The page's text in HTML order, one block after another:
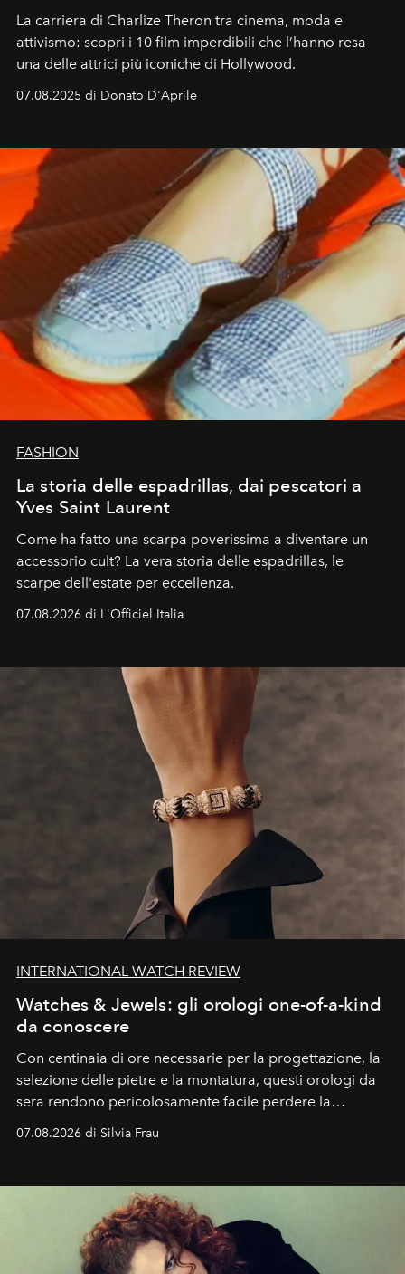
La carriera di Charlize Theron tra cinema, moda e
attivismo: scopri i 10 film imperdibili che l’hanno resa
una delle attrici più iconiche di Hollywood.
07.08.2025 di Donato D'Aprile
FASHION
La storia delle espadrillas, dai pescatori a
Yves Saint Laurent
Come ha fatto una scarpa poverissima a diventare un
accessorio cult? La vera storia delle espadrillas, le
scarpe dell'estate per eccellenza.
07.08.2026 di L'Officiel Italia
INTERNATIONAL WATCH REVIEW
Watches & Jewels: gli orologi one-of-a-kind
da conoscere
Con centinaia di ore necessarie per la progettazione, la
selezione delle pietre e la montatura, questi orologi da
sera rendono pericolosamente facile perdere la
cognizione del tempo. Ma con quadranti così
07.08.2026 di Silvia Frau